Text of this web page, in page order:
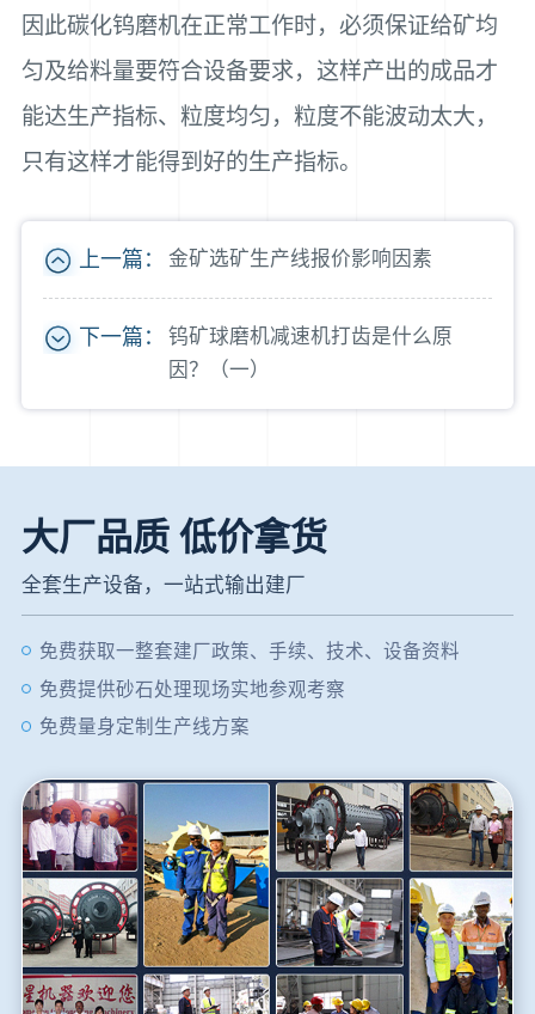
因此碳化钨磨机在正常工作时，必须保证给矿均
匀及给料量要符合设备要求，这样产出的成品才
能达生产指标、粒度均匀，粒度不能波动太大，
只有这样才能得到好的生产指标。
上一篇： 金矿选矿生产线报价影响因素
下一篇：
钨矿球磨机减速机打齿是什么原
因？（一）
大厂品质 低价拿货
全套生产设备，一站式输出建厂
免费获取一整套建厂政策、手续、技术、设备资料
免费提供砂石处理现场实地参观考察
免费量身定制生产线方案